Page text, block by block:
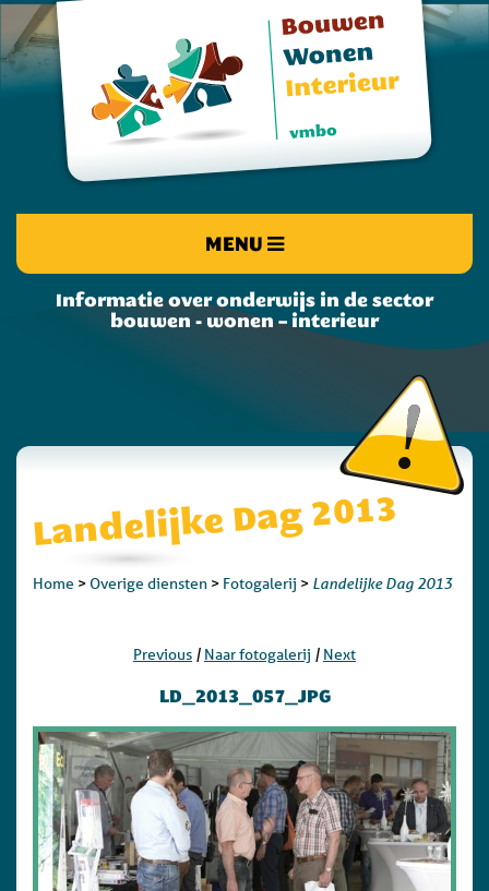
MENU
Informatie over onderwijs in de sector
bouwen - wonen – interieur
Landelijke Dag 2013
Home > Overige diensten > Fotogalerij > Landelijke Dag 2013
Previous | Naar fotogalerij | Next
LD_2013_057_JPG